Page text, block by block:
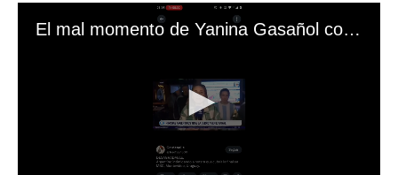
El mal momento de Yanina Gasañol con un hincha argentino en "Subrayado"